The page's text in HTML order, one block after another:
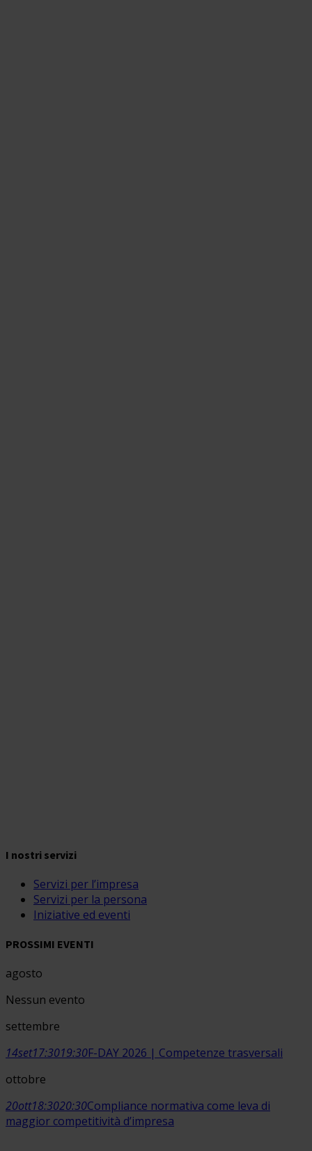
I nostri servizi
Servizi per l’impresa
Servizi per la persona
Iniziative ed eventi
PROSSIMI EVENTI
agosto
Nessun evento
settembre
14set17:3019:30F-DAY 2026 | Competenze trasversali
ottobre
20ott18:3020:30Compliance normativa come leva di
maggior competitività d’impresa